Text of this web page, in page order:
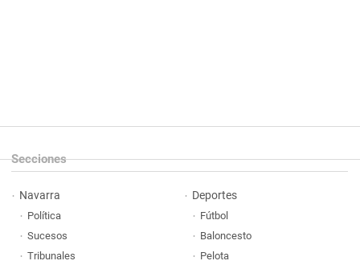
Secciones
Navarra
Política
Sucesos
Tribunales
Deportes
Fútbol
Baloncesto
Pelota